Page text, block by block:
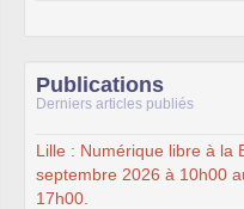
Publications
Derniers articles publiés
Lille : Numérique libre à la
septembre 2026 à 10h00
17h00.